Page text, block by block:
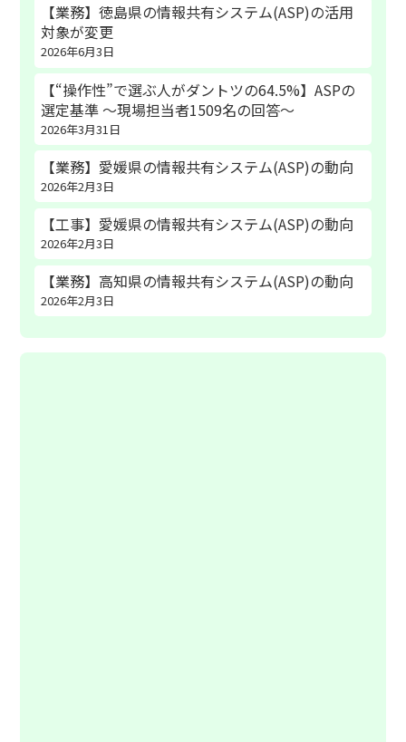
【業務】徳島県の情報共有システム(ASP)の活用
対象が変更
2026年6月3日
【“操作性”で選ぶ人がダントツの64.5%】ASPの
選定基準 〜現場担当者1509名の回答〜
2026年3月31日
【業務】愛媛県の情報共有システム(ASP)の動向
2026年2月3日
【工事】愛媛県の情報共有システム(ASP)の動向
2026年2月3日
【業務】高知県の情報共有システム(ASP)の動向
2026年2月3日